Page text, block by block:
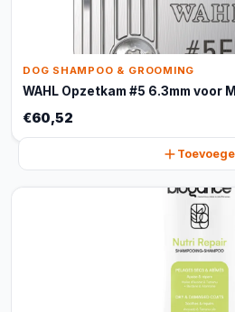
DOG SHAMPOO & GROOMING
WAHL Opzetkam #5 6.3mm voor
€60,52